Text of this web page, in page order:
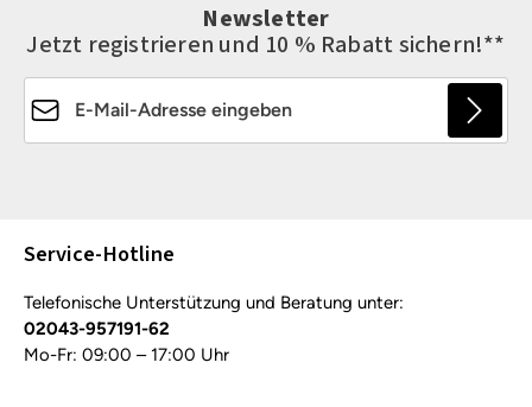
Newsletter
Jetzt registrieren und 10 % Rabatt sichern!**
Service-Hotline
Telefonische Unterstützung und Beratung unter:
02043-957191-62
Mo-Fr: 09:00 – 17:00 Uhr